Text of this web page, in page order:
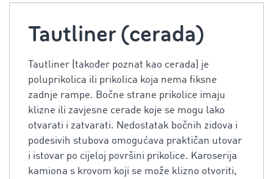
Tautliner (cerada)
Tautliner (također poznat kao cerada) je
poluprikolica ili prikolica koja nema fiksne
zadnje rampe. Bočne strane prikolice imaju
klizne ili zavjesne cerade koje se mogu lako
otvarati i zatvarati. Nedostatak bočnih zidova i
podesivih stubova omogućava praktičan utovar
i istovar po cijeloj površini prikolice. Karoserija
kamiona s krovom koji se može klizno otvoriti,